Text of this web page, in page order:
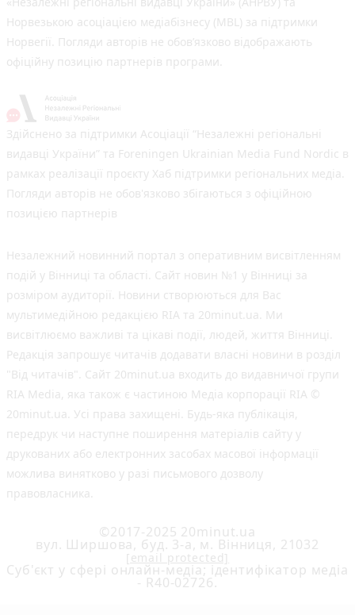
Норвезькою асоціацією медіабізнесу (MBL) за підтримки
Норвегії. Погляди авторів не обов’язково відображають
офіційну позицію партнерів програми.
Здійснено за підтримки Асоціації “Незалежні регіональні
видавці України” та Foreningen Ukrainian Media Fund Nordic в
рамках реалізації проєкту Хаб підтримки регіональних медіа.
Погляди авторів не обов'язково збігаються з офіційною
позицією партнерів
Незалежний новинний портал з оперативним висвітленням
подій у Вінниці та області. Сайт новин №1 у Вінниці за
розміром аудиторії. Новини створюються для Вас
мультимедійною редакцією RIA та 20minut.ua. Ми
висвітлюємо важливі та цікаві події, людей, життя Вінниці.
Редакція запрошує читачів додавати власні новини в розділ
"Від читачів". Сайт 20minut.ua входить до видавничої групи
RIA Media, яка також є частиною Медіа корпорації RIA ©
20minut.ua. Усі права захищені. Будь-яка публiкацiя,
передрук чи наступне поширення матеріалів сайту у
друкованих або електронних засобах масової інформації
можлива винятково у разі письмового дозволу
правовласника.
©2017-2025 20minut.ua
вул. Ширшова, буд. 3-а, м. Вінниця, 21032
[email protected]
Cуб'єкт у сфері онлайн-медіа; ідентифікатор медіа
- R40-02726.